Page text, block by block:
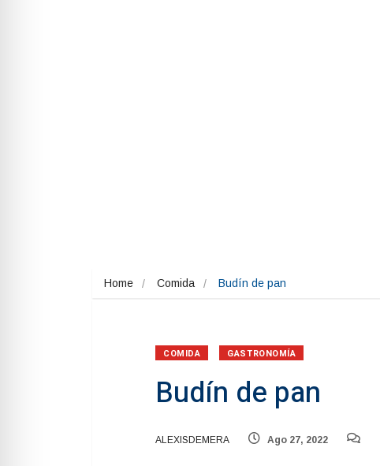
Home Comida Budín de pan
COMIDA GASTRONOMÍA
Budín de pan
ALEXISDEMERA Ago 27, 2022